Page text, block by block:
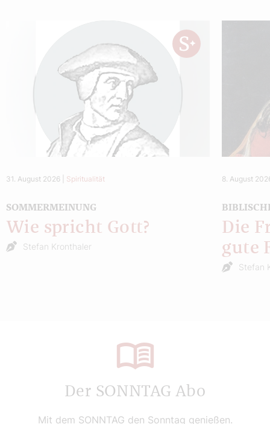
31. August 2026 Spiritualität
SOMMERMEINUNG
Wie spricht Gott?
Stefan Kronthaler
8. August
Die
gute
Stefan
Der SONNTAG Abo
Mit dem SONNTAG den Sonntag genießen.